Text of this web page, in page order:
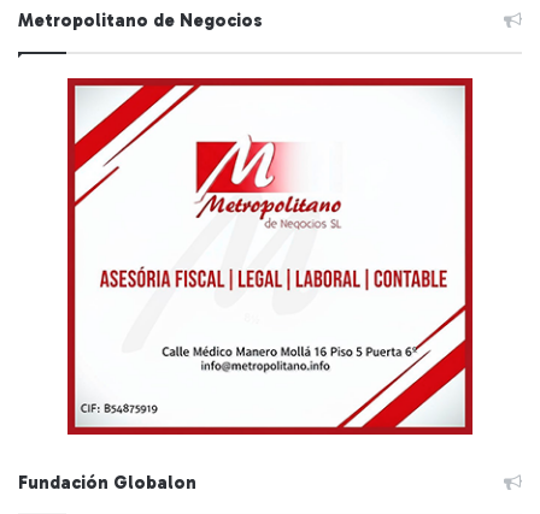
Metropolitano de Negocios
Fundación Globalon